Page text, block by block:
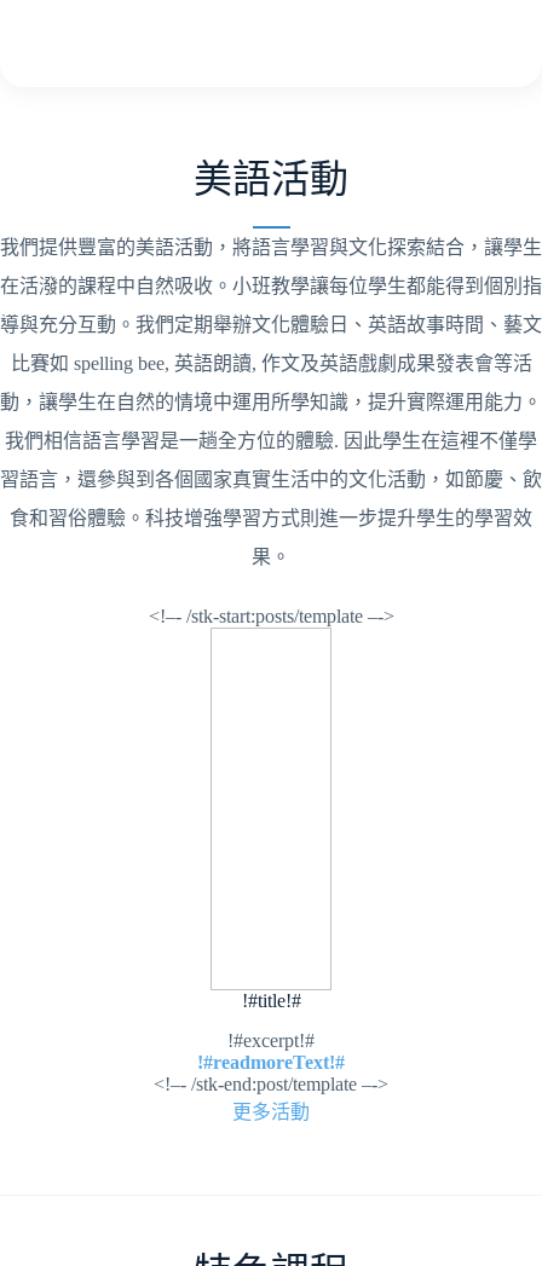
美語活動
我們提供豐富的美語活動，將語言學習與文化探索結合，讓學生
在活潑的課程中自然吸收。小班教學讓每位學生都能得到個別指
導與充分互動。我們定期舉辦文化體驗日、英語故事時間、藝文
比賽如 spelling bee, 英語朗讀, 作文及英語戲劇成果發表會等活
動，讓學生在自然的情境中運用所學知識，提升實際運用能力。
我們相信語言學習是一趟全方位的體驗. 因此學生在這裡不僅學
習語言，還參與到各個國家真實生活中的文化活動，如節慶、飲
食和習俗體驗。科技增強學習方式則進一步提升學生的學習效
果。
<!–- /stk-start:posts/template –->
!#title!#
!#excerpt!#
!#readmoreText!#
<!–- /stk-end:post/template –->
更多活動